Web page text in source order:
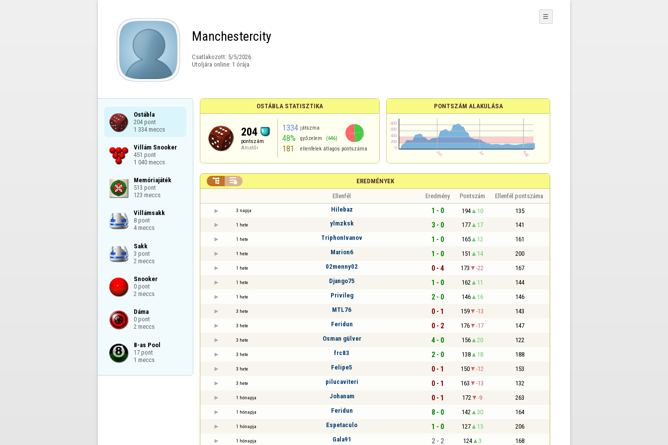
Manchestercity
Csatlakozott: 5/5/2026
Utoljára online: 1 órája
☰
Ostábla
204 pont
1 334 meccs
Villám Snooker
451 pont
1 040 meccs
Memóriajáték
513 pont
123 meccs
Villámsakk
8 pont
4 meccs
Sakk
3 pont
2 meccs
Snooker
0 pont
2 meccs
Dáma
0 pont
2 meccs
8-as Pool
17 pont
1 meccs
OSTÁBLA STATISZTIKA
204
pontszám
Amatőr
1334 játszma
48% győzelem (646)
181 ellenfelek átlagos pontszáma
PONTSZÁM ALAKULÁSA
EREDMÉNYEK
 
Ellenfél Eredmény Pontszám Ellenfél pontszáma
3 napja Hilebaz 1 - 0 194 10 135
1 hete ylmzksk 3 - 0 177 17 141
1 hete TriphonIvanov 1 - 0 165 12 161
1 hete Marion6 1 - 0 151 14 200
1 hete 02menny02 0 - 4 173 -22 167
1 hete Django75 1 - 0 162 11 144
1 hete Privileg 2 - 0 146 16 146
3 hete MTL76 0 - 1 159 -13 143
3 hete Feridun 0 - 2 176 -17 147
3 hete Osman gülver 4 - 0 156 20 122
3 hete frc83 2 - 0 138 18 188
3 hete Felipe5 0 - 1 150 -12 153
3 hete pilucaviteri 0 - 1 163 -13 132
1 hónapja Johanam 0 - 1 172 -9 263
1 hónapja Feridun 8 - 0 142 30 164
1 hónapja Espetaculo 1 - 0 127 15 206
1 hónapja Gala91 2 - 2 124 3 168